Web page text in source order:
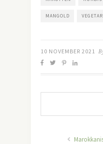
MANGOLD
10 NOVEMBER 2021